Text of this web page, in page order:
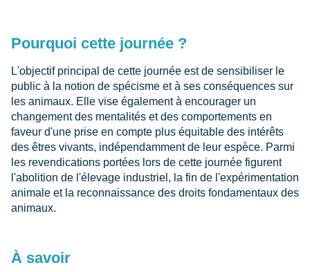
Pourquoi cette journée ?
L'objectif principal de cette journée est de sensibiliser le
public à la notion de spécisme et à ses conséquences sur
les animaux. Elle vise également à encourager un
changement des mentalités et des comportements en
faveur d'une prise en compte plus équitable des intérêts
des êtres vivants, indépendamment de leur espèce. Parmi
les revendications portées lors de cette journée figurent
l'abolition de l'élevage industriel, la fin de l'expérimentation
animale et la reconnaissance des droits fondamentaux des
animaux.
À savoir